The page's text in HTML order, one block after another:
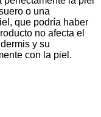
o una
que podría haber
no afecta el
y su
con la piel.